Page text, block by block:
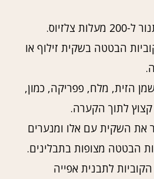
צלזיוס.
הבטטה בשקית זילוף או
הזית, מלח, פפריקה, כמון,
קצוץ לתוך הקערה.
את השקית עם אלו ומנערים
הבטטה מצופות בתבלינים.
לתבנית אפייה